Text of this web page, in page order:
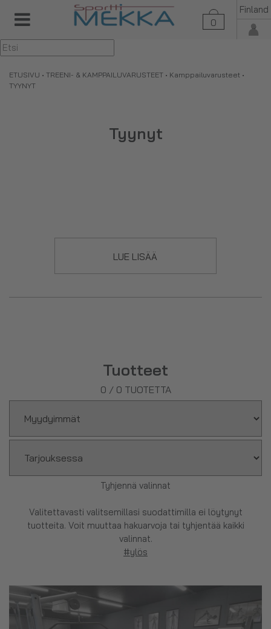
0
Finland
▼
ETUSIVU • TREENI- & KAMPPAILUVARUSTEET • Kamppailuvarusteet •
TYYNYT
Tyynyt
LUE LISÄÄ
Tuotteet
0 / 0 TUOTETTA
Tyhjennä valinnat
Valitettavasti valitsemillasi suodattimilla ei löytynyt
tuotteita. Voit muuttaa hakuarvoja tai tyhjentää kaikki
valinnat.
#ylös